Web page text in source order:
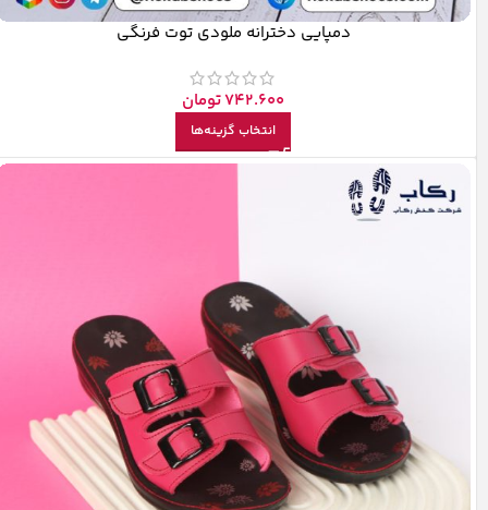
دمپایی دخترانه ملودی توت فرنگی
742.600تومان
انتخاب گزینه‌ها